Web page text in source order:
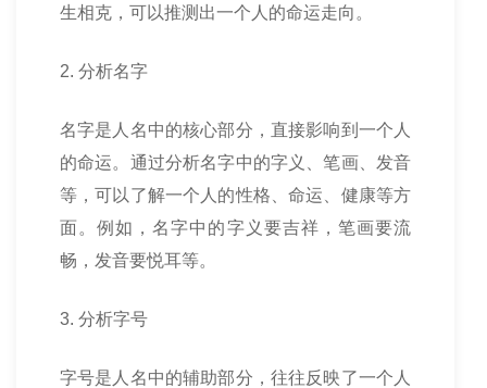
生相克，可以推测出一个人的命运走向。
2. 分析名字
名字是人名中的核心部分，直接影响到一个人
的命运。通过分析名字中的字义、笔画、发音
等，可以了解一个人的性格、命运、健康等方
面。例如，名字中的字义要吉祥，笔画要流
畅，发音要悦耳等。
3. 分析字号
字号是人名中的辅助部分，往往反映了一个人